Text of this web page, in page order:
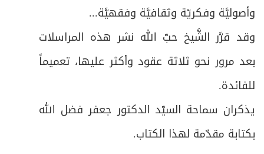
وأصوليَّة وفكريّة وثقافيَّة وفقهيَّة...
وقد قرَّر الشَّيخ حبّ الله نشر هذه المراسلات
بعد مرور نحو ثلاثة عقود وأكثر عليها، تعميماً
للفائدة.
يذكران سماحة السيّد الدكتور جعفر فضل الله
بكتابة مقدّمة لهذا الكتاب.